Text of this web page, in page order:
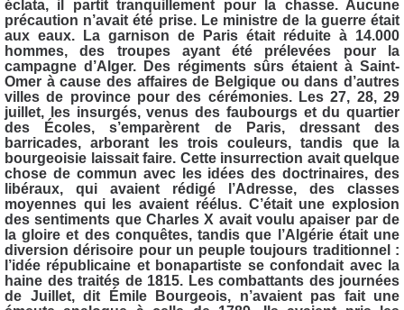
éclata, il partit tranquillement pour la chasse. Aucune
précaution n’avait été prise. Le ministre de la guerre était
aux eaux. La garnison de Paris était réduite à 14.000
hommes, des troupes ayant été prélevées pour la
campagne d’Alger. Des régiments sûrs étaient à Saint-
Omer à cause des affaires de Belgique ou dans d’autres
villes de province pour des cérémonies. Les 27, 28, 29
juillet, les insurgés, venus des faubourgs et du quartier
des Écoles, s’emparèrent de Paris, dressant des
barricades, arborant les trois couleurs, tandis que la
bourgeoisie laissait faire. Cette insurrection avait quelque
chose de commun avec les idées des doctrinaires, des
libéraux, qui avaient rédigé l’Adresse, des classes
moyennes qui les avaient réélus. C’était une explosion
des sentiments que Charles X avait voulu apaiser par de
la gloire et des conquêtes, tandis que l’Algérie était une
diversion dérisoire pour un peuple toujours traditionnel :
l’idée républicaine et bonapartiste se confondait avec la
haine des traités de 1815. Les combattants des journées
de Juillet, dit Émile Bourgeois, n’avaient pas fait une